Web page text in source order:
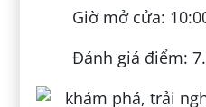
Giờ mở cửa:
Đánh giá điểm: